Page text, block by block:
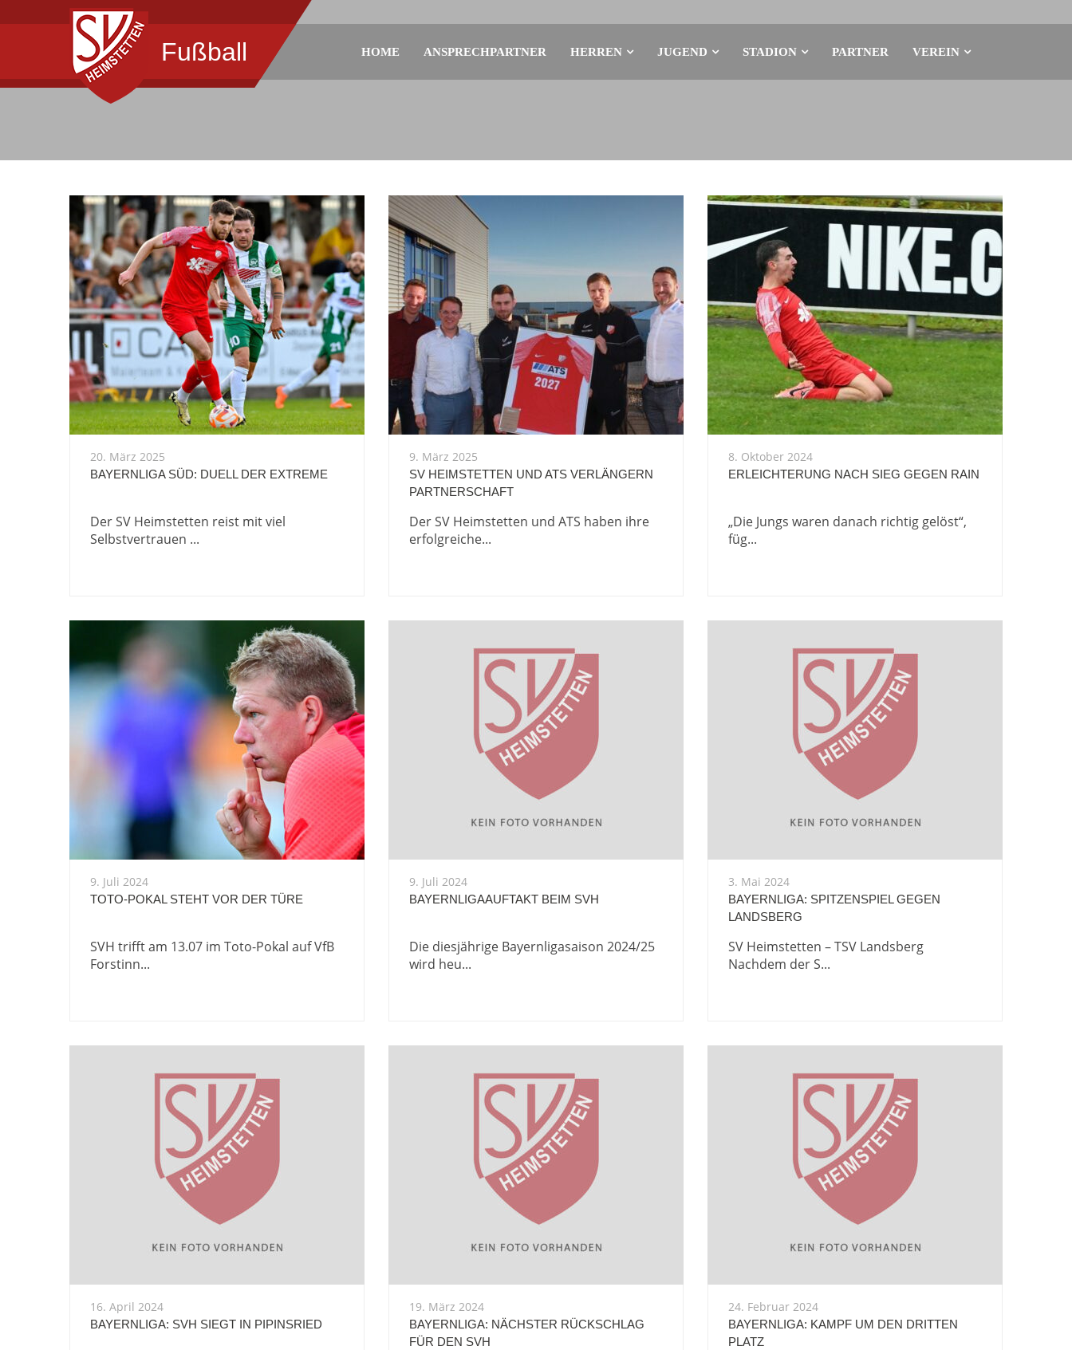
Fußball HOME ANSPRECHPARTNER HERREN JUGEND STADION PARTNER VEREIN
20. März 2025
BAYERNLIGA SÜD: DUELL DER EXTREME
Der SV Heimstetten reist mit viel
Selbstvertrauen ...
9. März 2025
SV HEIMSTETTEN UND ATS VERLÄNGERN
PARTNERSCHAFT
Der SV Heimstetten und ATS haben ihre
erfolgreiche...
8. Oktober 2024
ERLEICHTERUNG NACH SIEG GEGEN RAIN
„Die Jungs waren danach richtig gelöst“,
füg...
9. Juli 2024
TOTO-POKAL STEHT VOR DER TÜRE
SVH trifft am 13.07 im Toto-Pokal auf VfB
Forstinn...
9. Juli 2024
BAYERNLIGAAUFTAKT BEIM SVH
Die diesjährige Bayernligasaison 2024/25
wird heu...
3. Mai 2024
BAYERNLIGA: SPITZENSPIEL GEGEN
LANDSBERG
SV Heimstetten – TSV Landsberg
Nachdem der S...
16. April 2024
BAYERNLIGA: SVH SIEGT IN PIPINSRIED
19. März 2024
BAYERNLIGA: NÄCHSTER RÜCKSCHLAG
FÜR DEN SVH
24. Februar 2024
BAYERNLIGA: KAMPF UM DEN DRITTEN
PLATZ